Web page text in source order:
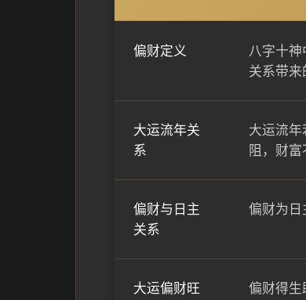
偏财定义
八字十
关系带来
大运流年关
系
大运流
阻，财富
偏财与日主
关系
偏财为日
大运偏财旺
偏财得生